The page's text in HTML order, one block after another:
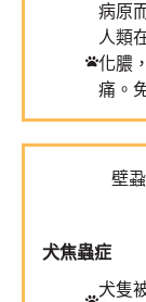
病原
人類
化膿
痛。
壁蝨
犬焦蟲症
犬隻